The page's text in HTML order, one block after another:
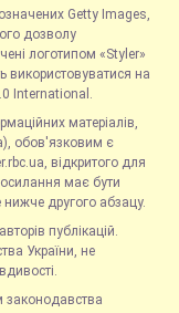
Getty Images,
дозволу
логотипом «Styler»
використовуватися на
International.
матеріалів,
обов'язковим є
відкритого для
має бути
нижче другого абзацу.
публікацій.
України, не
законодавства